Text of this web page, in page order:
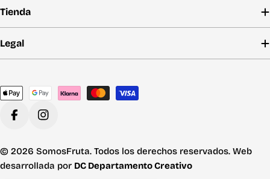
Tienda
Legal
Métodos
pagoFacebookInstagram
© 2026 SomosFruta. Todos los derechos reservados. Web
desarrollada por DC Departamento Creativo